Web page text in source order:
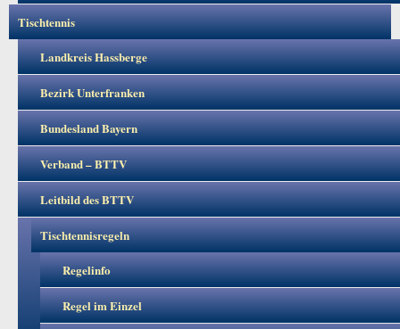
Tischtennis
Landkreis Hassberge
Bezirk Unterfranken
Bundesland Bayern
Verband – BTTV
Leitbild des BTTV
Tischtennisregeln
Regelinfo
Regel im Einzel